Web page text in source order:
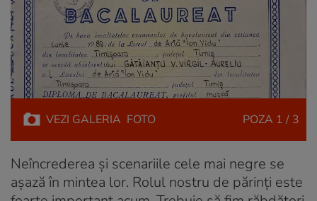
VEZI GALERIA FOTO POZA 1 / 3
Neîncrederea și scenariile cele mai negre se
așază în mintea lor. Rolul nostru de părinți este